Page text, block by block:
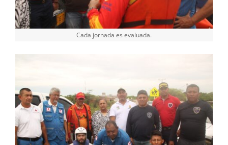
Cada jornada es evaluada.